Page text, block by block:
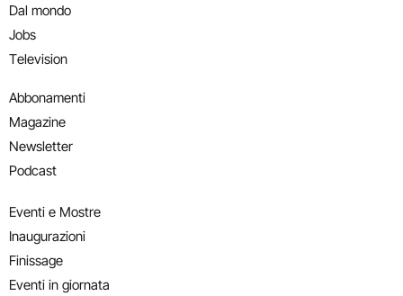
Dal mondo
Jobs
Television
Abbonamenti
Magazine
Newsletter
Podcast
Eventi e Mostre
Inaugurazioni
Finissage
Eventi in giornata